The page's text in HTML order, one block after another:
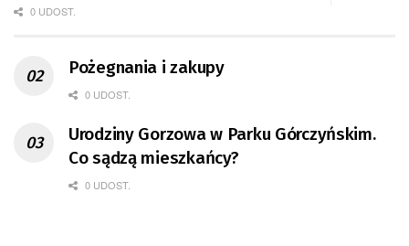
0 UDOST.
Pożegnania i zakupy
0 UDOST.
Urodziny Gorzowa w Parku Górczyńskim.
Co sądzą mieszkańcy?
0 UDOST.